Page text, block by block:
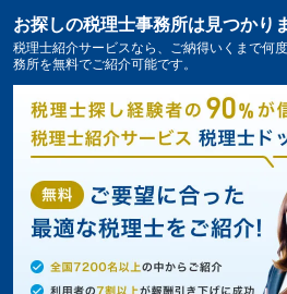
田村の税理士・会計事務所の
お探しの税理士事務所は見つかり
税理士紹介サービスなら、ご納得いくまで何
務所を無料でご紹介可能です。